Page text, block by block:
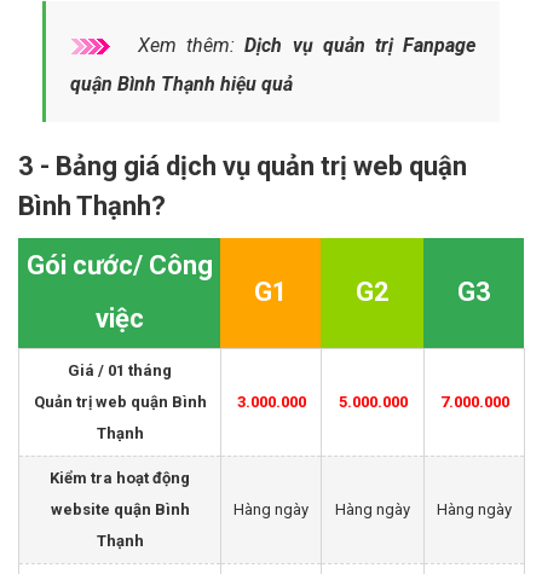
Xem thêm:Dịch vụ quản trị Fanpage
quận Bình Thạnh hiệu quả
3 - Bảng giá dịch vụ quản trị web quận
Bình Thạnh?
Gói cước/ Công
việc
G1 G2 G3
Giá / 01 tháng
Quản trị web quận Bình
Thạnh
3.000.000 5.000.000 7.000.000
Kiểm tra hoạt động
website quận Bình
Thạnh
Hàng ngày Hàng ngày Hàng ngày